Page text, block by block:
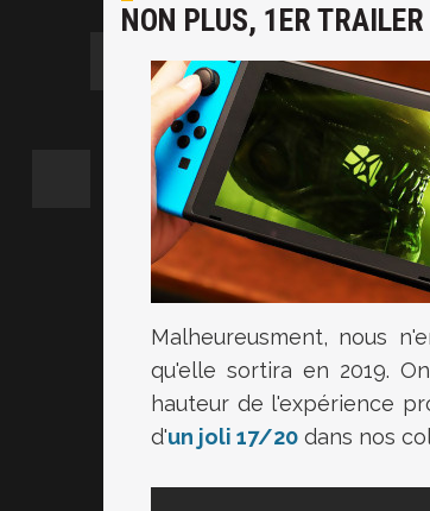
NON PLUS, 1ER TRAILER
Malheureusment, nous
qu'elle sortira en 2019.
hauteur de l'expérience
d'un joli 17/20 dans nos